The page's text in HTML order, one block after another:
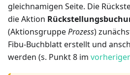
gleichnamigen Seite. Die
die Aktion
(AktionsgruppeProzess)
Fibu-Buchblatt erstellt und
werden (s. Punkt 8 im